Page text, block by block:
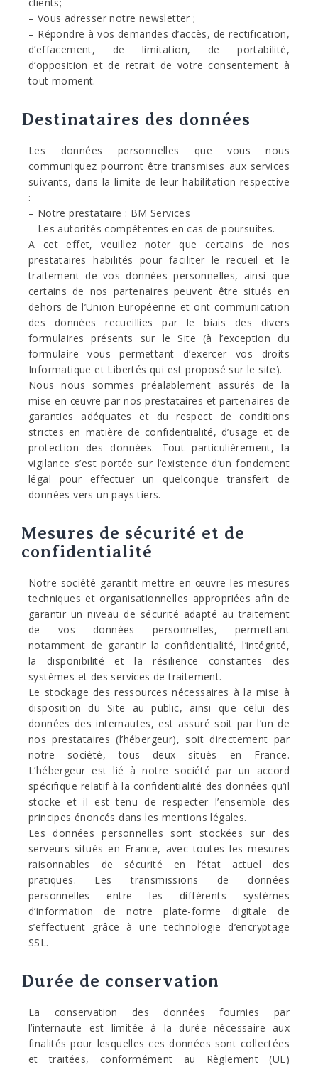
– Vous adresser notre newsletter ;
– Répondre à vos demandes d’accès, de rectification,
d’effacement, de limitation, de portabilité,
d’opposition et de retrait de votre consentement à
tout moment.
Destinataires des données
Les données personnelles que vous nous
communiquez pourront être transmises aux services
suivants, dans la limite de leur habilitation respective
:
– Notre prestataire : BM Services
– Les autorités compétentes en cas de poursuites.
A cet effet, veuillez noter que certains de nos
prestataires habilités pour faciliter le recueil et le
traitement de vos données personnelles, ainsi que
certains de nos partenaires peuvent être situés en
dehors de l’Union Européenne et ont communication
des données recueillies par le biais des divers
formulaires présents sur le Site (à l’exception du
formulaire vous permettant d’exercer vos droits
Informatique et Libertés qui est proposé sur le site).
Nous nous sommes préalablement assurés de la
mise en œuvre par nos prestataires et partenaires de
garanties adéquates et du respect de conditions
strictes en matière de confidentialité, d’usage et de
protection des données. Tout particulièrement, la
vigilance s’est portée sur l’existence d’un fondement
légal pour effectuer un quelconque transfert de
données vers un pays tiers.
Mesures de sécurité et de
confidentialité
Notre société garantit mettre en œuvre les mesures
techniques et organisationnelles appropriées afin de
garantir un niveau de sécurité adapté au traitement
de vos données personnelles, permettant
notamment de garantir la confidentialité, l’intégrité,
la disponibilité et la résilience constantes des
systèmes et des services de traitement.
Le stockage des ressources nécessaires à la mise à
disposition du Site au public, ainsi que celui des
données des internautes, est assuré soit par l’un de
nos prestataires (l’hébergeur), soit directement par
notre société, tous deux situés en France.
L’hébergeur est lié à notre société par un accord
spécifique relatif à la confidentialité des données qu’il
stocke et il est tenu de respecter l’ensemble des
principes énoncés dans les mentions légales.
Les données personnelles sont stockées sur des
serveurs situés en France, avec toutes les mesures
raisonnables de sécurité en l’état actuel des
pratiques. Les transmissions de données
personnelles entre les différents systèmes
d’information de notre plate-forme digitale de
s’effectuent grâce à une technologie d’encryptage
SSL.
Durée de conservation
La conservation des données fournies par
l’internaute est limitée à la durée nécessaire aux
finalités pour lesquelles ces données sont collectées
et traitées, conformément au Règlement (UE)